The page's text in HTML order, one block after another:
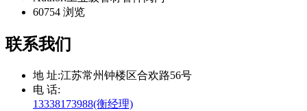
60754 浏览
联系我们
地 址:江苏常州钟楼区合欢路56号
电 话:
13338173988(衡经理)